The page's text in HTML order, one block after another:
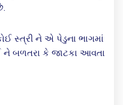
સ્ત્રી ને એ પેડુના ભાગમાં
બળતરા કે જાટકા આવતા